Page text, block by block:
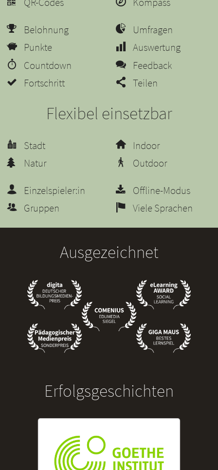
Belohnung
Punkte
Countdown
Fortschritt
Umfragen
Auswertung
Feedback
Teilen
Flexibel einsetzbar
Stadt
Natur
Indoor
Outdoor
Einzelspieler:in
Gruppen
Offline-Modus
Viele Sprachen
Ausgezeichnet
Erfolgsgeschichten